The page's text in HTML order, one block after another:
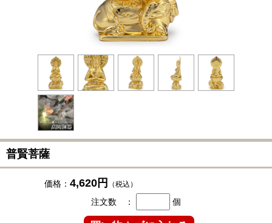
普賢菩薩
価格： 4,620円 （税込）
注文数 ： 個